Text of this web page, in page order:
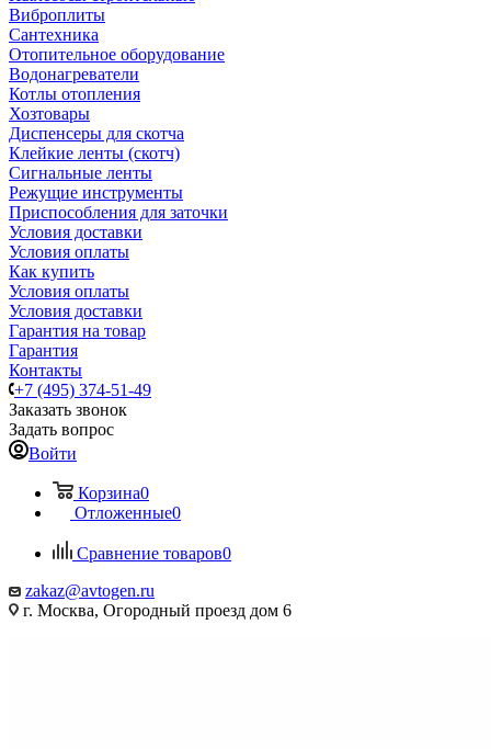
Виброплиты
Сантехника
Отопительное оборудование
Водонагреватели
Котлы отопления
Хозтовары
Диспенсеры для скотча
Клейкие ленты (скотч)
Сигнальные ленты
Режущие инструменты
Приспособления для заточки
Условия доставки
Условия оплаты
Как купить
Условия оплаты
Условия доставки
Гарантия на товар
Гарантия
Контакты
+7 (495) 374-51-49
Заказать звонок
Задать вопрос
Войти
Корзина0
Отложенные0
Сравнение товаров0
zakaz@avtogen.ru
г. Москва, Огородный проезд дом 6